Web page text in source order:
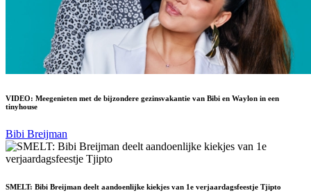
VIDEO: Meegenieten met de bijzondere gezinsvakantie van Bibi en Waylon in een
tinyhouse
Bibi Breijman
SMELT: Bibi Breijman deelt aandoenlijke kiekjes van 1e verjaardagsfeestje Tjipto